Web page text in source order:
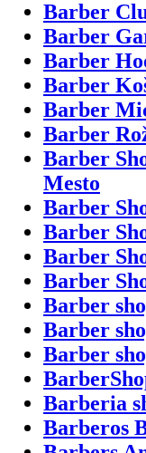
Barber
Barber
Barber
Barber
Barber
Barber
Barber
Mesto
Barber
Barber
Barber
Barber
Barber
Barber
Barber
Barberia
Barberos